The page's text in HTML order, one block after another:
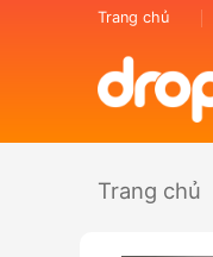
Trang chủ
Trang chủ